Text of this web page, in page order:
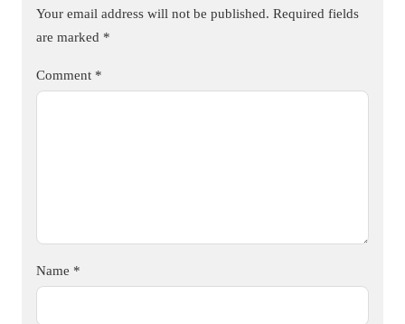
Your email address will not be published. Required fields
are marked *
Comment *
Name *